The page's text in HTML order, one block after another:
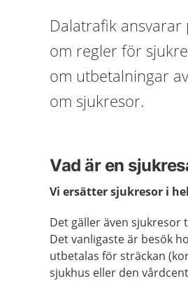
Dalatrafik
om regler för
om utbetalningar
om sjukresor.
Vad är en
Vi ersätter sjukresor i
Det gäller även sjukresor
Det vanligaste är besök
utbetalas för sträckan
sjukhus eller den